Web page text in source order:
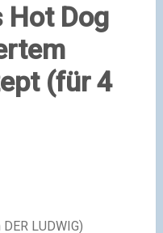
Hot Dog
(für 4
LUDWIG)